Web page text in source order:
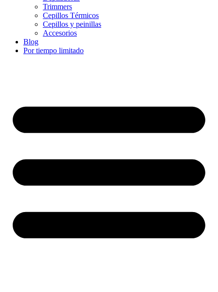
Trimmers
Cepillos Térmicos
Cepillos y peinillas
Accesorios
Blog
Por tiempo limitado